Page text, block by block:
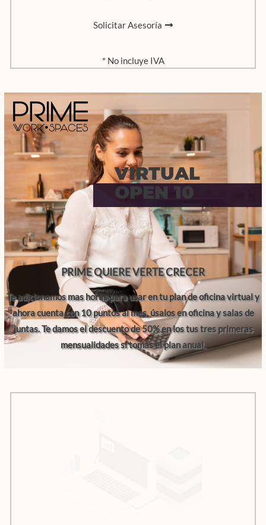
Solicitar Asesoría
* No incluye IVA
PRIME QUIERE VERTE CRECER
Te adicionamos mas horas para usar en tu plan de oficina virtual y
ahora cuenta con 10 puntos al mes, úsalos en oficina y salas de
juntas. Te damos el descuento de 50% en los tus tres primeras
mensualidades si tomas el plan anual.
VIRTUAL
OPEN 10